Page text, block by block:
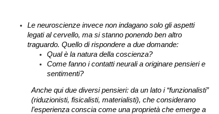
Le neuroscienze invece non indagano solo gli aspetti
legati al cervello, ma si stanno ponendo ben altro
traguardo. Quello di rispondere a due domande:
Qual è la natura della coscienza?
Come fanno i contatti neurali a originare pensieri e
sentimenti?
Anche qui due diversi pensieri: da un lato i “funzionalisti”
(riduzionisti, fisicalisti, materialisti), che considerano
l’esperienza conscia come una proprietà che emerge a